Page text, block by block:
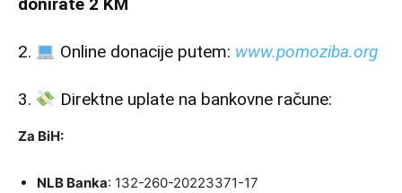
2. Online donacije putem: www.pomoziba.org
3. Direktne uplate na bankovne račune:
Za BiH:
NLB Banka: 132-260-20223371-17